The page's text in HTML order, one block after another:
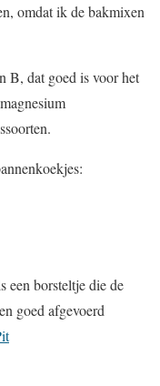
omdat ik de bakmixen
B, dat goed is voor het
een borsteltje die de
goed afgevoerd